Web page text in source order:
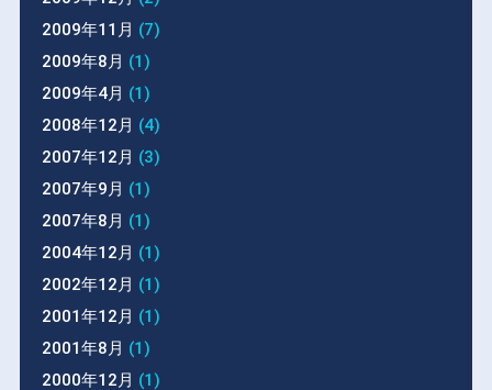
2009年11月 (7)
2009年8月 (1)
2009年4月 (1)
2008年12月 (4)
2007年12月 (3)
2007年9月 (1)
2007年8月 (1)
2004年12月 (1)
2002年12月 (1)
2001年12月 (1)
2001年8月 (1)
2000年12月 (1)